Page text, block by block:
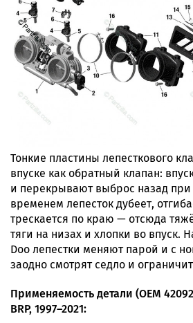
Тонкие пластины лепесткового
впуске как обратный клапан:
и перекрывают выброс назад
временем лепесток дубеет,
трескается по краю — отсюда
тяги на низах и хлопки во впуск.
Doo лепестки меняют парой и с
заодно смотрят седло и
Применяемость детали (OEM
BRP, 1997–2021: